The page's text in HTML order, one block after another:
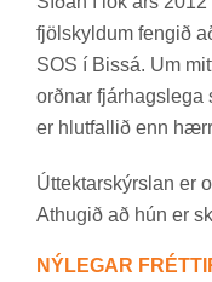
fjöl­skyld­um feng­ið
SOS í Bis­sá. Um
orðn­ar
er hlut­fall­ið enn
Út­tekt­ar­skýrsl­an er
At­hug­ið að hún er
NÝ­LEG­AR